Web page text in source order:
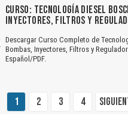
CURSO: TECNOLOGÍA DIESEL
INYECTORES, FILTROS Y
Descargar Curso Completo de
Bombas, Inyectores, Filtros y
Español/PDF.
1 2 3 4
Texto o Imagen de portada son
No carga o no se visualiza el
Reportar otro tipo de error...